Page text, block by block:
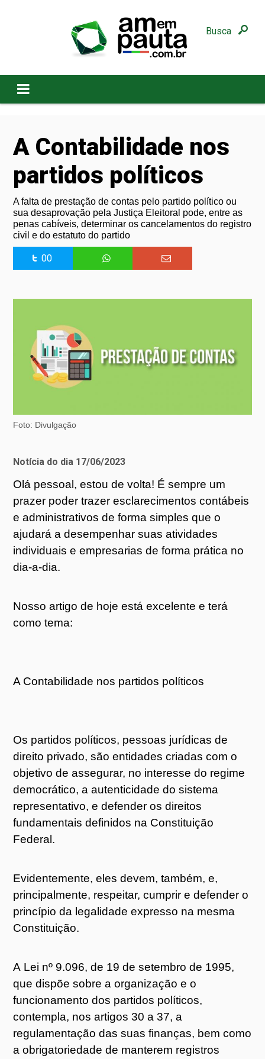
Busca
A Contabilidade nos
partidos políticos
A falta de prestação de contas pelo partido político ou
sua desaprovação pela Justiça Eleitoral pode, entre as
penas cabíveis, determinar os cancelamentos do registro
civil e do estatuto do partido
00
Foto: Divulgação
Notícia do dia 17/06/2023
Olá pessoal, estou de volta! É sempre um
prazer poder trazer esclarecimentos contábeis
e administrativos de forma simples que o
ajudará a desempenhar suas atividades
individuais e empresarias de forma prática no
dia-a-dia.
Nosso artigo de hoje está excelente e terá
como tema:
A Contabilidade nos partidos políticos
Os partidos políticos, pessoas jurídicas de
direito privado, são entidades criadas com o
objetivo de assegurar, no interesse do regime
democrático, a autenticidade do sistema
representativo, e defender os direitos
fundamentais definidos na Constituição
Federal.
Evidentemente, eles devem, também, e,
principalmente, respeitar, cumprir e defender o
princípio da legalidade expresso na mesma
Constituição.
A Lei nº 9.096, de 19 de setembro de 1995,
que dispõe sobre a organização e o
funcionamento dos partidos políticos,
contempla, nos artigos 30 a 37, a
regulamentação das suas finanças, bem como
a obrigatoriedade de manterem registros